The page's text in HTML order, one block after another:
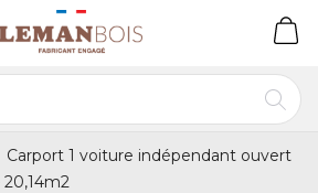
Carport 1 voiture indépendant ouvert
20,14m2